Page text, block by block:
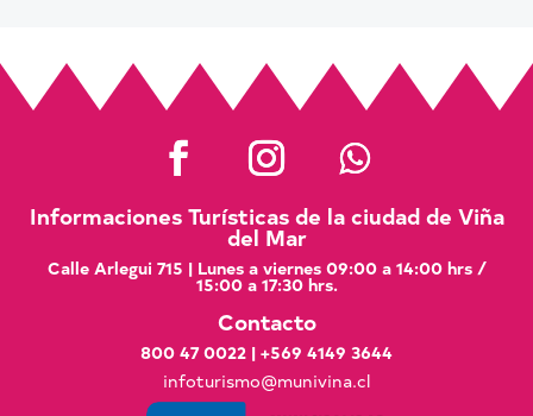
Informaciones Turísticas de la ciudad de Viña
del Mar
Calle Arlegui 715 | Lunes a viernes 09:00 a 14:00 hrs /
15:00 a 17:30 hrs.
Contacto
800 47 0022 | +569 4149 3644
infoturismo@munivina.cl